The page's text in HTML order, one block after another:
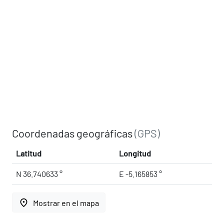
Coordenadas geográficas(GPS)
Latitud Longitud
N 36.740633 ° E -5.165853 °
place Mostrar en el mapa